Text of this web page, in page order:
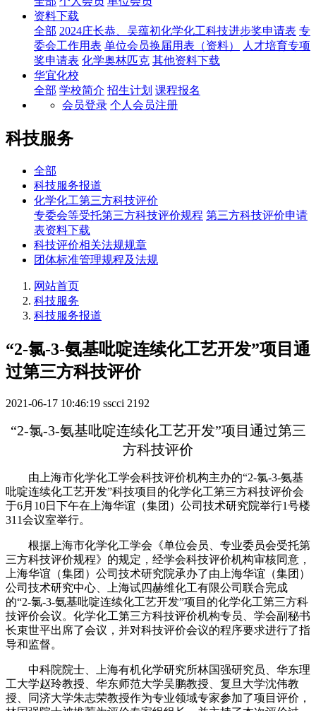
资料下载
全部 2024庄长恭、吴蕴初化学化工科技进步奖申请表 专
委会工作用表 单位会员换届用表（资料）
人才培育专项
奖申请表 化学奥林匹克 其他资料下载
华宜化校
全部 学校简介 招生计划 课程报名
会员登录 个人会员注册
科技服务
全部
科技服务报道
化学化工第三方科技评价
专委会等受托第三方科技评价规程 第三方科技评价申请
表资料下载
科技评价相关法规规章
团体标准管理规程及法规
网站首页
科技服务
科技服务报道
“2-氯-3-氨基吡啶连续化工艺开发”项目通
过第三方科技评价
2021-06-17 10:46:19 sscci 2192
“2-氯-3-氨基吡啶连续化工艺开发”项目通过第三
方科技评价
由上海市化学化工学会科技评价机构主办的“2-氯-3-氨基
吡啶连续化工艺开发”科技项目 的化学化工第三方科技评价会
于6月 10日下午在 上海华谊（集团）公司技术研究院举行1号楼
311会议室举行。
根据上海市化学化工学会《单位会员、专业委员会受托第
三方科技评价规程》的规定，经学会科技评价机构审核同意，
上海华谊（集团）公司技术研究院承办了由 上海华谊（集团）
公司技术研究中心、
上海试四赫维化工有限公司 联合完成
的“2-氯-3-氨基吡啶连续化工艺开发”项目的化学化工第三方科
技评价会议。化学化工第三方科技评价机构专员、学会副秘书
长束世平出席了会议，并对科技评价会议的程序要求进行了指
导和监督。
中科院院士、 上海有机化学研究所林国强研究员 、华东理
工大学赵玲教授、 华东师范大学吴鹏教授、复旦大学沈伟教
授、同济大学朱志荣教授作为专业领域专家参加了项目评价 ，